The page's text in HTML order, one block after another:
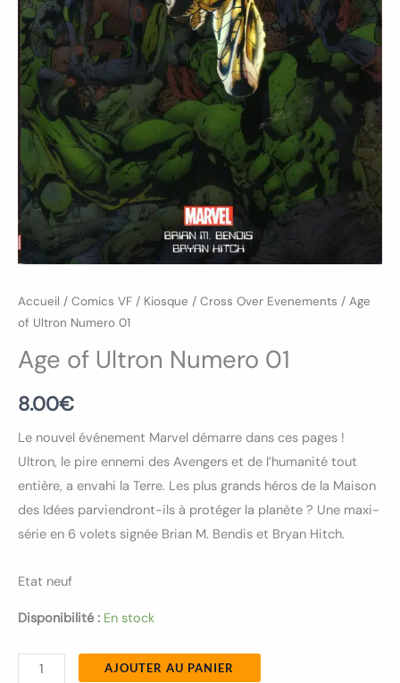
Accueil / Comics VF / Kiosque / Cross Over Evenements / Age
of Ultron Numero 01
Age of Ultron Numero 01
8.00€
Le nouvel événement Marvel démarre dans ces pages !
Ultron, le pire ennemi des Avengers et de l’humanité tout
entière, a envahi la Terre. Les plus grands héros de la Maison
des Idées parviendront-ils à protéger la planète ? Une maxi-
série en 6 volets signée Brian M. Bendis et Bryan Hitch.
Etat neuf
Disponibilité : En stock
AJOUTER AU PANIER